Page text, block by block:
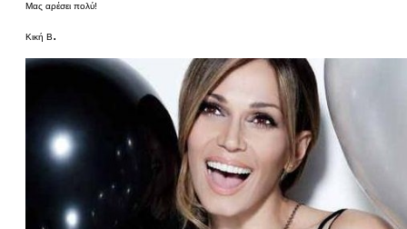
Μας αρέσει πολύ!
Κική Β.